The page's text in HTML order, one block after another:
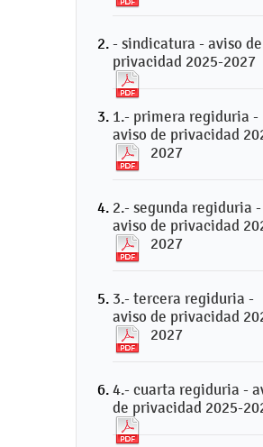
- sindicatura - aviso de
privacidad 2025-2027
1.- primera regiduria -
aviso de privacidad
2027
2.- segunda regiduria -
aviso de privacidad
2027
3.- tercera regiduria -
aviso de privacidad
2027
4.- cuarta regiduria -
de privacidad 2025-